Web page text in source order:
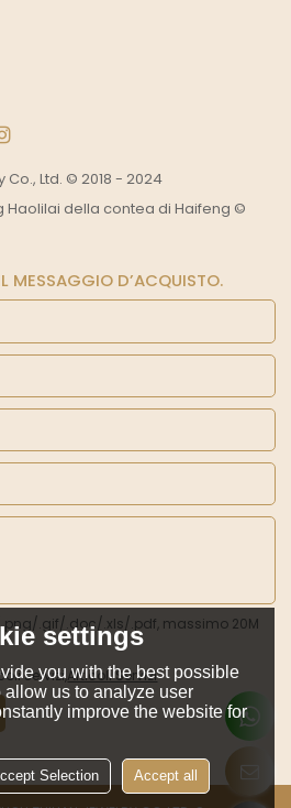
Ltd. © 2018 - 2024
Haolilai della contea di Haifeng ©
MESSAGGIO D’ACQUISTO.
.gif/.doc/.xls/.pdf, massimo 20M
servizi,Articoli Servizi
settings
you with the best possible
us to analyze user
improve the website for
Selection Accept all